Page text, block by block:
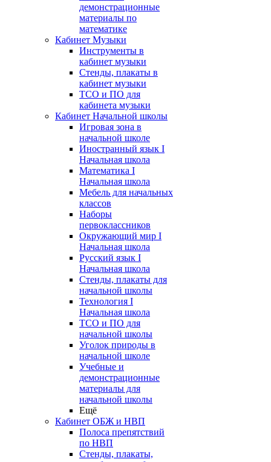
демонстрационные
материалы по
математике
Кабинет Музыки
Инструменты в
кабинет музыки
Стенды, плакаты в
кабинет музыки
ТСО и ПО для
кабинета музыки
Кабинет Начальной школы
Игровая зона в
начальной школе
Иностранный язык I
Начальная школа
Математика I
Начальная школа
Мебель для начальных
классов
Наборы
первоклассников
Окружающий мир I
Начальная школа
Русский язык I
Начальная школа
Стенды, плакаты для
начальной школы
Технология I
Начальная школа
ТСО и ПО для
начальной школы
Уголок природы в
начальной школе
Учебные и
демонстрационные
материалы для
начальной школы
Ещё
Кабинет ОБЖ и НВП
Полоса препятствий
по НВП
Стенды, плакаты,